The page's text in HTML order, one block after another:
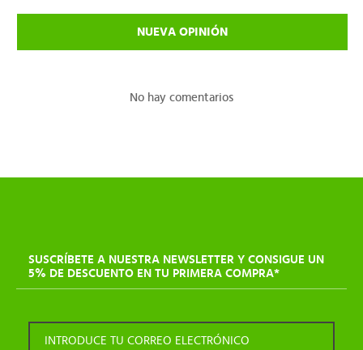
NUEVA OPINIÓN
No hay comentarios
SUSCRÍBETE A NUESTRA NEWSLETTER Y CONSIGUE UN
5% DE DESCUENTO EN TU PRIMERA COMPRA*
INTRODUCE TU CORREO ELECTRÓNICO